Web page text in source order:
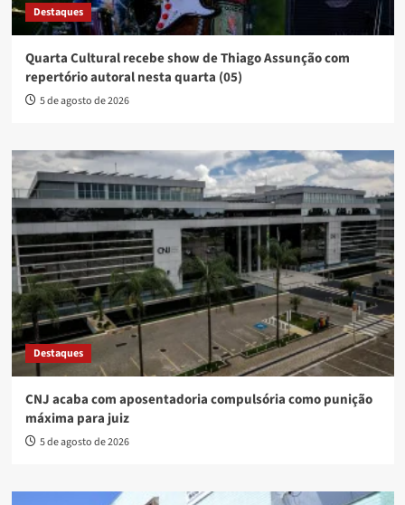
Destaques
Quarta Cultural recebe show de Thiago Assunção com
repertório autoral nesta quarta (05)
5 de agosto de 2026
Destaques
CNJ acaba com aposentadoria compulsória como punição
máxima para juiz
5 de agosto de 2026